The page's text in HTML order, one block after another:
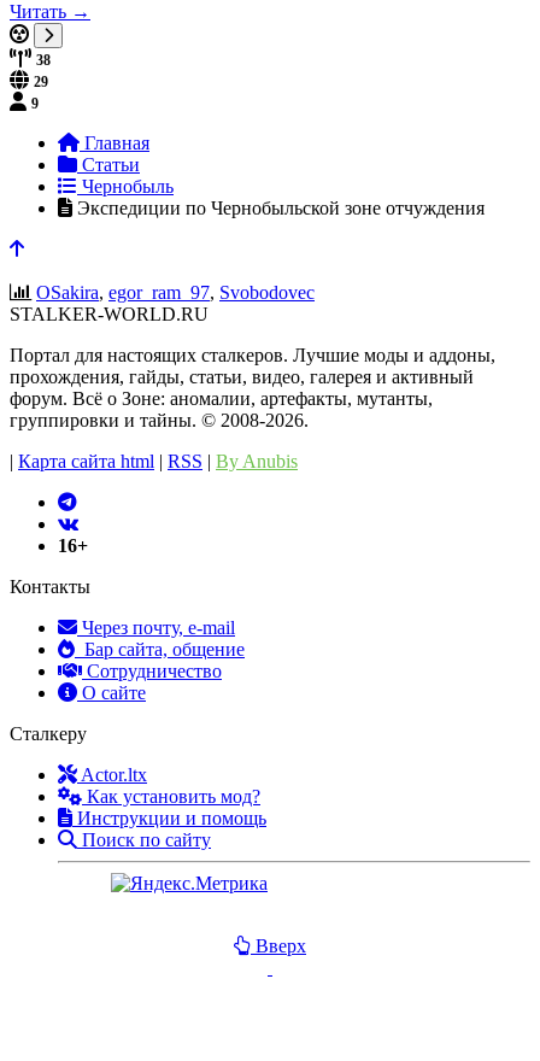
Читать →
38
29
9
Главная
Статьи
Чернобыль
Экспедиции по Чернобыльской зоне отчуждения
OSakira, egor_ram_97, Svobodovec
STALKER-WORLD.RU
Портал для настоящих сталкеров. Лучшие моды и аддоны,
прохождения, гайды, статьи, видео, галерея и активный
форум. Всё о Зоне: аномалии, артефакты, мутанты,
группировки и тайны. ©️ 2008-2026.
| Карта сайта html | RSS | By Anubis
16+
Контакты
Через почту, e-mail
Бар сайта, общение
Сотрудничество
О сайте
Сталкеру
Actor.ltx
Как установить мод?
Инструкции и помощь
Поиск по сайту
Вверх